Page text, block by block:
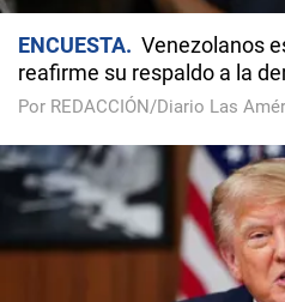
ENCUESTA
Venezolanos
reafirme su respaldo a la
Por REDACCIÓN/Diario Las